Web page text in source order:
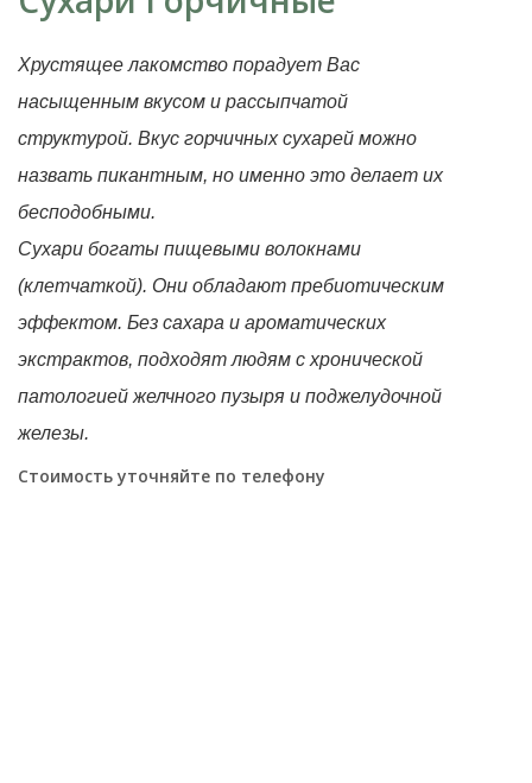
Хрустящее лакомство порадует Вас
насыщенным вкусом и рассыпчатой
структурой. Вкус горчичных сухарей можно
назвать пикантным, но именно это делает их
бесподобными.
Сухари богаты пищевыми волокнами
(клетчаткой). Они обладают пребиотическим
эффектом. Без сахара и ароматических
экстрактов, подходят людям с хронической
патологией желчного пузыря и поджелудочной
железы.
Стоимость уточняйте по телефону